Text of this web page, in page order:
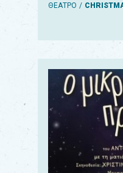
ΘΕΑΤΡΟ